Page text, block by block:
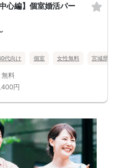
心編】個室婚活パー
代向け 個室 女性無料 宮城県
無料
円